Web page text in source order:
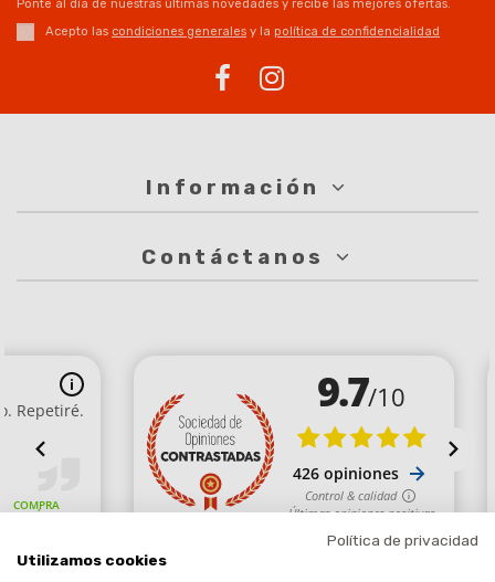
Ponte al día de nuestras últimas novedades y recibe las mejores ofertas.
Acepto las condiciones generales y la política de confidencialidad
Información
Contáctanos
Política de privacidad
Utilizamos cookies